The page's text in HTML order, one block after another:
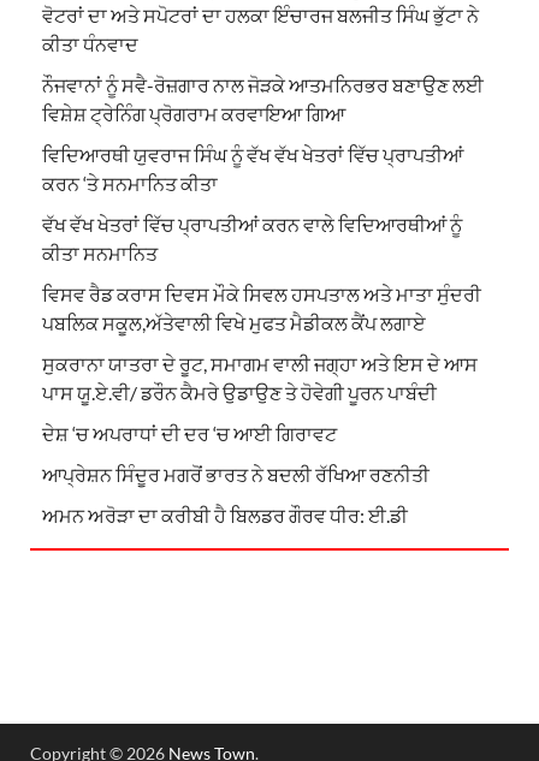
ਵੋਟਰਾਂ ਦਾ ਅਤੇ ਸਪੋਟਰਾਂ ਦਾ ਹਲਕਾ ਇੰਚਾਰਜ ਬਲਜੀਤ ਸਿੰਘ ਭੁੱਟਾ ਨੇ
ਕੀਤਾ ਧੰਨਵਾਦ
ਨੌਜਵਾਨਾਂ ਨੂੰ ਸਵੈ-ਰੋਜ਼ਗਾਰ ਨਾਲ ਜੋੜਕੇ ਆਤਮਨਿਰਭਰ ਬਣਾਉਣ ਲਈ
ਵਿਸ਼ੇਸ਼ ਟ੍ਰੇਨਿੰਗ ਪ੍ਰੋਗਰਾਮ ਕਰਵਾਇਆ ਗਿਆ
ਵਿਦਿਆਰਥੀ ਯੁਵਰਾਜ ਸਿੰਘ ਨੂੰ ਵੱਖ ਵੱਖ ਖੇਤਰਾਂ ਵਿੱਚ ਪ੍ਰਾਪਤੀਆਂ
ਕਰਨ ‘ਤੇ ਸਨਮਾਨਿਤ ਕੀਤਾ
ਵੱਖ ਵੱਖ ਖੇਤਰਾਂ ਵਿੱਚ ਪ੍ਰਾਪਤੀਆਂ ਕਰਨ ਵਾਲੇ ਵਿਦਿਆਰਥੀਆਂ ਨੂੰ
ਕੀਤਾ ਸਨਮਾਨਿਤ
ਵਿਸਵ ਰੈਡ ਕਰਾਸ ਦਿਵਸ ਮੌਕੇ ਸਿਵਲ ਹਸਪਤਾਲ ਅਤੇ ਮਾਤਾ ਸੁੰਦਰੀ
ਪਬਲਿਕ ਸਕੂਲ,ਅੱਤੇਵਾਲੀ ਵਿਖੇ ਮੁਫਤ ਮੈਡੀਕਲ ਕੈਂਪ ਲਗਾਏ
ਸੁਕਰਾਨਾ ਯਾਤਰਾ ਦੇ ਰੂਟ, ਸਮਾਗਮ ਵਾਲੀ ਜਗ੍ਹਾ ਅਤੇ ਇਸ ਦੇ ਆਸ
ਪਾਸ ਯੂ.ਏ.ਵੀ/ ਡਰੌਨ ਕੈਮਰੇ ਉਡਾਉਣ ਤੇ ਹੋਵੇਗੀ ਪੂਰਨ ਪਾਬੰਦੀ
ਦੇਸ਼ ‘ਚ ਅਪਰਾਧਾਂ ਦੀ ਦਰ ‘ਚ ਆਈ ਗਿਰਾਵਟ
ਆਪ੍ਰੇਸ਼ਨ ਸਿੰਦੂਰ ਮਗਰੋਂ ਭਾਰਤ ਨੇ ਬਦਲੀ ਰੱਖਿਆ ਰਣਨੀਤੀ
ਅਮਨ ਅਰੋੜਾ ਦਾ ਕਰੀਬੀ ਹੈ ਬਿਲਡਰ ਗੌਰਵ ਧੀਰ: ਈ.ਡੀ
Copyright © 2026 News Town.